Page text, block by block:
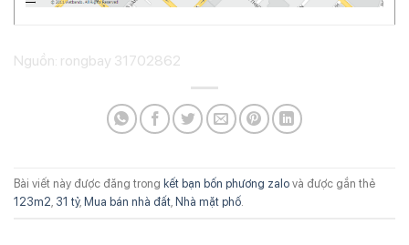
Nguồn: rongbay 31702862
Bài viết này được đăng trong kết bạn bốn phương zalo và được gắn thẻ
123m2 31 tỷ, Mua bán nhà đất Nhà mặt phố